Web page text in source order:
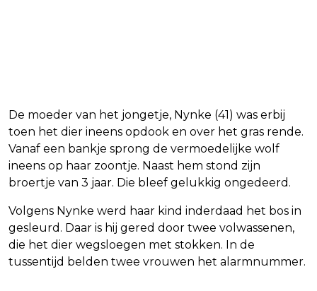
De moeder van het jongetje, Nynke (41) was erbij
toen het dier ineens opdook en over het gras rende.
Vanaf een bankje sprong de vermoedelijke wolf
ineens op haar zoontje. Naast hem stond zijn
broertje van 3 jaar. Die bleef gelukkig ongedeerd.
Volgens Nynke werd haar kind inderdaad het bos in
gesleurd. Daar is hij gered door twee volwassenen,
die het dier wegsloegen met stokken. In de
tussentijd belden twee vrouwen het alarmnummer.